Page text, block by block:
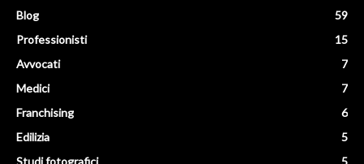
Blog
59
Professionisti
15
Avvocati
7
Medici
7
Franchising
6
Edilizia
5